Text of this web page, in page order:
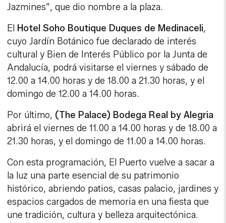
Jazmines”, que dio nombre a la plaza.
El Hotel Soho Boutique Duques de Medinaceli,
cuyo Jardín Botánico fue declarado de interés
cultural y Bien de Interés Público por la Junta de
Andalucía, podrá visitarse el viernes y sábado de
12.00 a 14.00 horas y de 18.00 a 21.30 horas, y el
domingo de 12.00 a 14.00 horas.
Por último, (The Palace) Bodega Real by Alegria
abrirá el viernes de 11.00 a 14.00 horas y de 18.00 a
21.30 horas, y el domingo de 11.00 a 14.00 horas.
Con esta programación, El Puerto vuelve a sacar a
la luz una parte esencial de su patrimonio
histórico, abriendo patios, casas palacio, jardines y
espacios cargados de memoria en una fiesta que
une tradición, cultura y belleza arquitectónica.